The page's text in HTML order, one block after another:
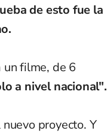
de esto fue la
un filme, de 6
a nivel nacional".
proyecto. Y